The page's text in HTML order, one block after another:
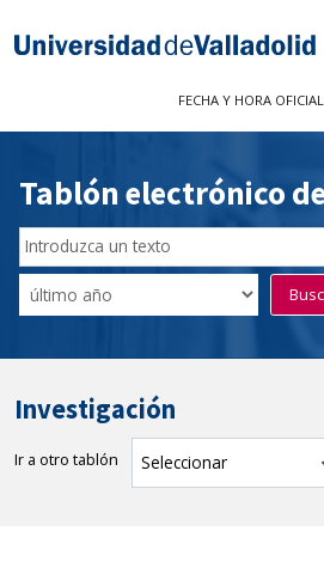
Sede electrónica
FECHA Y HORA OFICIAL
Tablón electrónico
Buscador
del
Tablón
Filtro
de
Investigación
Ir a otro tablón Seleccionar